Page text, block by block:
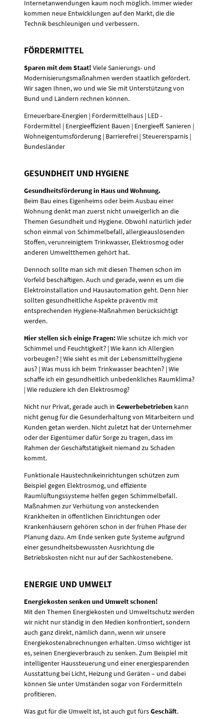
Internetanwendungen kaum noch möglich. Immer wieder
kommen neue Entwicklungen auf den Markt, die die
Technik beschleunigen und verbessern.
FÖRDERMITTEL
Sparen mit dem Staat! Viele Sanierungs- und
Modernisierungsmaßnahmen werden staatlich gefördert.
Wir sagen Ihnen, wo und wie Sie mit Unterstützung von
Bund und Ländern rechnen können.
Erneuerbare-Energien | Fördermittelhaus | LED -
Fördermittel | Energieeffizient Bauen | Energieeff. Sanieren |
Wohneigentumsförderung | Barrierefrei | Steuerersparnis |
Bundesländer
GESUNDHEIT UND HYGIENE
Gesundheitsförderung in Haus und Wohnung.
Beim Bau eines Eigenheims oder beim Ausbau einer
Wohnung denkt man zuerst nicht unweigerlich an die
Themen Gesundheit und Hygiene. Obwohl natürlich jeder
schon einmal von Schimmelbefall, allergieauslösenden
Stoffen, verunreinigtem Trinkwasser, Elektrosmog oder
anderen Umweltthemen gehört hat.
Dennoch sollte man sich mit diesen Themen schon im
Vorfeld beschäftigen. Auch und gerade, wenn es um die
Elektroinstallation und Hausautomation geht. Denn hier
sollten gesundheitliche Aspekte präventiv mit
entsprechenden Hygiene-Maßnahmen berücksichtigt
werden.
Hier stellen sich einige Fragen:Wie schütze ich mich vor
Schimmel und Feuchtigkeit? | Wie kann ich Allergien
vorbeugen? | Wie sieht es mit der Lebensmittelhygiene
aus? | Was muss ich beim Trinkwasser beachten? | Wie
schaffe ich ein gesundheitlich unbedenkliches Raumklima?
| Wie reduziere ich den Elektrosmog?
Nicht nur Privat, gerade auch in Gewerbebetrieben kann
nicht genug für die Gesunderhaltung von Mitarbeitern und
Kunden getan werden. Nicht zuletzt hat der Unternehmer
oder der Eigentümer dafür Sorge zu tragen, dass im
Rahmen der Geschäftstätigkeit niemand zu Schaden
kommt.
Funktionale Haustechnikeinrichtungen schützen zum
Beispiel gegen Elektrosmog, und effiziente
Raumlüftungssysteme helfen gegen Schimmelbefall.
Maßnahmen zur Verhütung von ansteckenden
Krankheiten in öffentlichen Einrichtungen oder
Krankenhäusern gehören schon in der frühen Phase der
Planung dazu. Am Ende senken gute Systeme aufgrund
einer gesundheitsbewussten Ausrichtung die
Betriebskosten nicht nur auf der Sachkostenebene.
ENERGIE UND UMWELT
Energiekosten senken und Umwelt schonen!
Mit den Themen Energiekosten und Umweltschutz werden
wir nicht nur ständig in den Medien konfrontiert, sondern
auch ganz direkt, nämlich dann, wenn wir unsere
Energiekostenabrechnungen erhalten. Umso wichtiger ist
es, seinen Energieverbrauch zu senken. Zum Beispiel mit
intelligenter Haussteuerung und einer energiesparenden
Ausstattung bei Licht, Heizung und Geräten – und dabei
können Sie unter Umständen sogar von Fördermitteln
profitieren.
Was gut für die Umwelt ist, ist auch gut fürsGeschäft.